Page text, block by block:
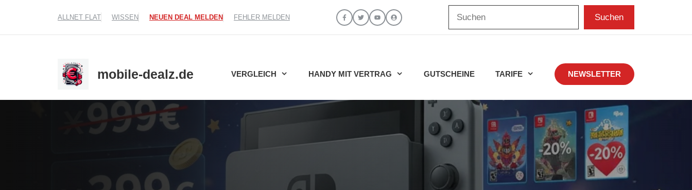
ALLNET FLAT WISSEN NEUEN DEAL MELDEN FEHLER MELDEN Suchen
mobile-dealz.de VERGLEICH HANDY MIT VERTRAG GUTSCHEINE TARIFE NEWSLETTER